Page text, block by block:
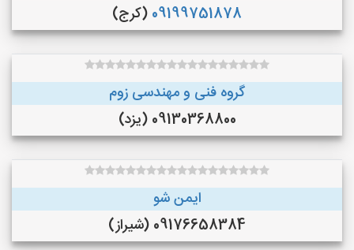
09199751878 (کرج)
گروه فنی و مهندسی زوم
09130368800 (یزد)
ایمن شو
09176658384 (شیراز)